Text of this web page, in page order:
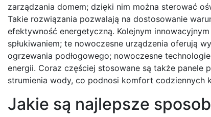
zarządzania domem; dzięki nim można sterować
Takie rozwiązania pozwalają na dostosowanie
efektywność energetyczną. Kolejnym
spłukiwaniem; te nowoczesne urządzenia oferują
ogrzewania podłogowego; nowoczesne
energii. Coraz częściej stosowane są także
strumienia wody, co podnosi komfort codziennych
Jakie są najlepsze